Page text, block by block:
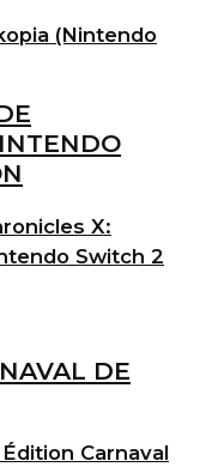
(Nintendo
X:
Switch 2
Carnaval